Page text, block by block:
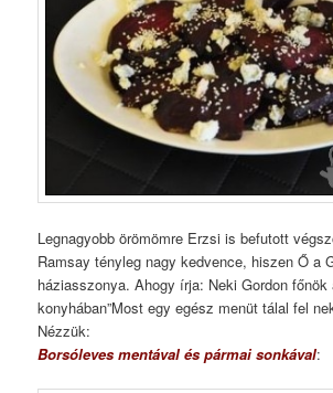
Legnagyobb örömömre Erzsi is befutott
Ramsay tényleg nagy kedvence, hiszen Ő a
háziasszonya. Ahogy írja: Neki Gordon főnök
konyhában”Most egy egész menüt tálal fel
Nézzük:
Borsóleves mentával és pármai sonkával: